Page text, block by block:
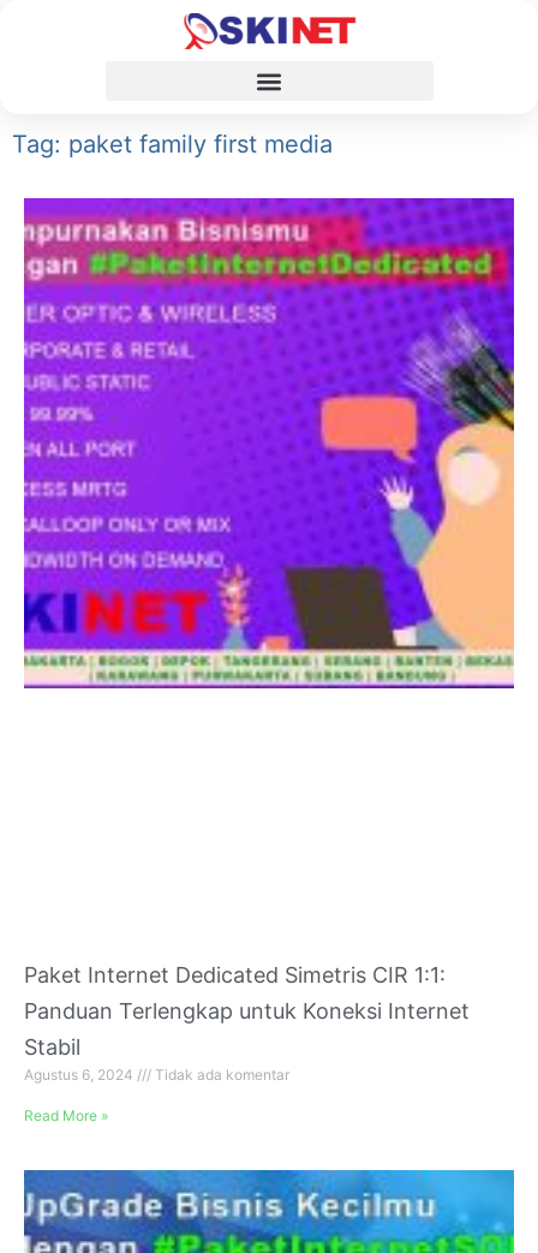
Tag: paket family first media
Paket Internet Dedicated Simetris CIR 1:1:
Panduan Terlengkap untuk Koneksi Internet
Stabil
Agustus 6, 2024 Tidak ada komentar
Read More »